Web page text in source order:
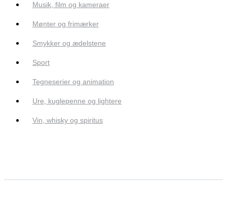
Musik, film og kameraer
Mønter og frimærker
Smykker og ædelstene
Sport
Tegneserier og animation
Ure, kuglepenne og lightere
Vin, whisky og spiritus